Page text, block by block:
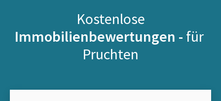
Kostenlose
Immobilienbewertungen - für
Pruchten